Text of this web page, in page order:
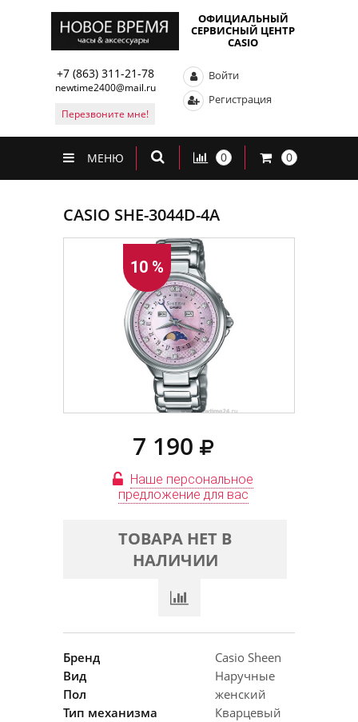
ОФИЦИАЛЬНЫЙ
СЕРВИСНЫЙ ЦЕНТР
CASIO
+7 (863) 311-21-78
newtime2400@mail.ru
Перезвоните мне!
Войти
Регистрация
МЕНЮ 0 0
CASIO SHE-3044D-4A
10 %
7 190
Наше персональное
предложение для вас
ТОВАРА НЕТ В
НАЛИЧИИ
Бренд
Casio Sheen
Вид
Наручные
Пол
женский
Тип механизма
Кварцевый